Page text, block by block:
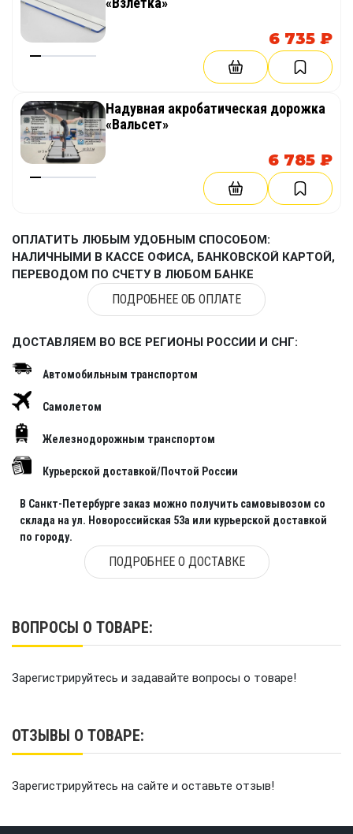
6 735 ₽
Надувная акробатическая дорожка
«Вальсет»
6 785 ₽
ОПЛАТИТЬ ЛЮБЫМ УДОБНЫМ СПОСОБОМ:
НАЛИЧНЫМИ В КАССЕ ОФИСА, БАНКОВСКОЙ КАРТОЙ,
ПЕРЕВОДОМ ПО СЧЕТУ В ЛЮБОМ БАНКЕ
ПОДРОБНЕЕ ОБ ОПЛАТЕ
ДОСТАВЛЯЕМ ВО ВСЕ РЕГИОНЫ РОССИИ И СНГ:
Автомобильным транспортом
Самолетом
Железнодорожным транспортом
Курьерской доставкой/Почтой России
В Санкт-Петербурге заказ можно получить самовывозом со
склада на ул. Новороссийская 53а или курьерской доставкой
по городу.
ПОДРОБНЕЕ О ДОСТАВКЕ
ВОПРОСЫ О ТОВАРЕ:
Зарегистрируйтесь и задавайте вопросы о товаре!
ОТЗЫВЫ О ТОВАРЕ:
Зарегистрируйтесь на сайте и оставьте отзыв!